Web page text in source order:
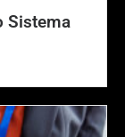
Sistema